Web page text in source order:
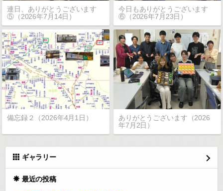
連日、ありがとうございます
⑤（2026年7月14日）
今日もありがとうございます
⑥（2026年7月23日）
備忘録２（2026年4月1日）
ありがとうございます（2026
年7月2日）
ギャラリー
最近の投稿